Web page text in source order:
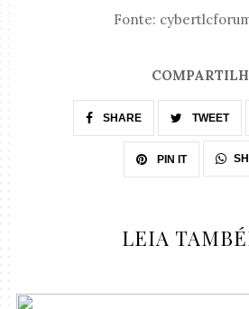
Fonte:
SHARE TWEET
PIN IT
LEIA